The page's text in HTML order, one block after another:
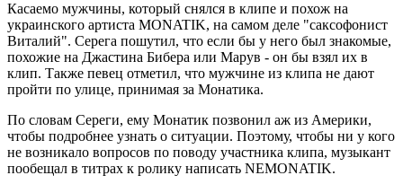
Касаемо мужчины, который снялся в клипе и похож на
украинского артиста MONATIK, на самом деле "саксофонист
Виталий". Серега пошутил, что если бы у него был знакомые,
похожие на Джастина Бибера или Марув - он бы взял их в
клип. Также певец отметил, что мужчине из клипа не дают
пройти по улице, принимая за Монатика.
По словам Сереги, ему Монатик позвонил аж из Америки,
чтобы подробнее узнать о ситуации. Поэтому, чтобы ни у кого
не возникало вопросов по поводу участника клипа, музыкант
пообещал в титрах к ролику написать NEMONATIK.